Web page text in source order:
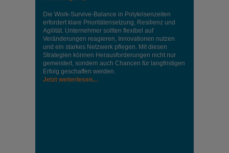
Die Work-Survive-Balance in Polykrisenzeiten
erfordert klare Prioritätensetzung, Resilienz und
Agilität. Unternehmer sollten flexibel auf
Veränderungen reagieren, Innovationen nutzen
und ein starkes Netzwerk pflegen. Mit diesen
Strategien können Herausforderungen nicht nur
gemeistert, sondern auch Chancen für langfristigen
Erfolg geschaffen werden.
Jetzt weiterlesen…